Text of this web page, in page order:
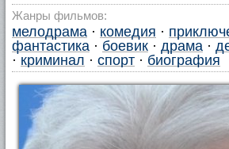
Жанры фильмов:
мелодрама · комедия ·
фантастика · боевик · драма ·
· криминал · спорт · биография